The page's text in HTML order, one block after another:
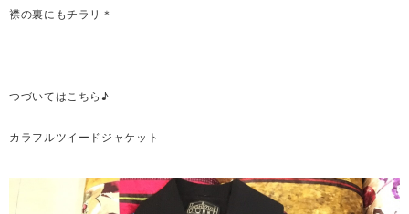
襟の裏にもチラリ＊
つづいてはこちら♪
カラフルツイードジャケット